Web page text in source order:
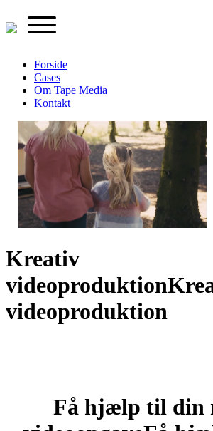
Forside
Cases
Om Tape Media
Kontakt
Kreativ
videoproduktion
videoproduktion
Få hjælp til din